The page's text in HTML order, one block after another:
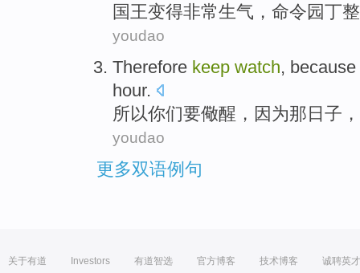
国王变得非常生气 ， 命令园丁
youdao
Therefore keep watch, because
hour.
所以你们要儆醒， 因为那 日子
youdao
更多双语例句
关于有道 Investors 有道智选 官方博客 技术博客 诚聘英才